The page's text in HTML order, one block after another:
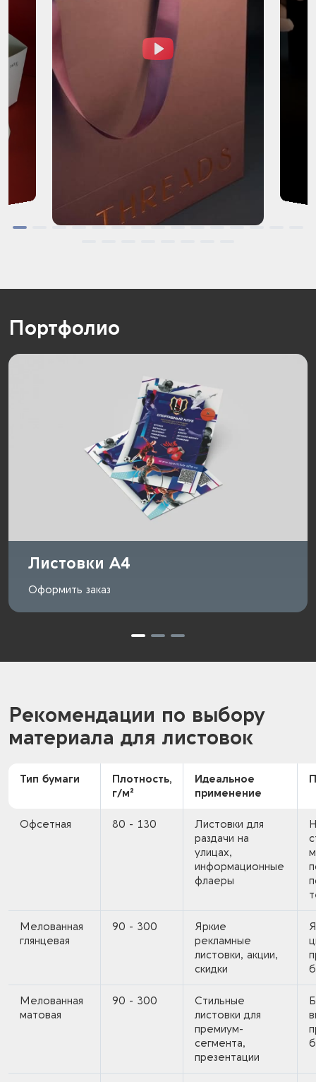
Портфолио
Листовки A4
Оформить заказ
Рекомендации по выбору
материала для листовок
Тип бумаги
Плотность,
г/м²
Идеальное
применение
Офсетная 80 - 130
Листовки для
раздачи на
улицах,
информационные
флаеры
Мелованная
глянцевая
90 - 300
Яркие
рекламные
листовки, акции,
скидки
Мелованная
матовая
90 - 300
Стильные
листовки для
премиум-
сегмента,
презентации